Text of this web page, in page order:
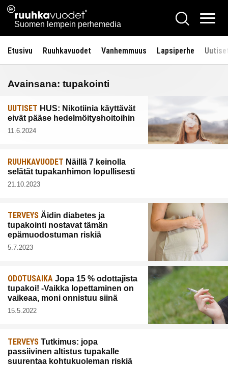
Siirry
sisältöön
Ruuhkavuodet.fi
Suomen lempein perhemedia
Hae
Etusivu Ruuhkavuodet Vanhemmuus Lapsiperhe
Avainsana: tupakointi
UUTISET HUS: Nikotiinia käyttävät
eivät pääse hedelmöityshoitoihin
11.6.2024
RUUHKAVUODET Näillä 7 keinolla
selätät tupakanhimon lopullisesti
21.10.2023
TERVEYS Äidin diabetes ja
tupakointi nostavat tämän
epämuodostuman riskiä
5.7.2023
ODOTUSAIKA Jopa 15 % odottajista
tupakoi! -Vaikka lopettaminen on
vaikeaa, moni onnistuu siinä
15.5.2022
TERVEYS Tutkimus: jopa
passiivinen altistus tupakalle
suurentaa kohtukuoleman riskiä